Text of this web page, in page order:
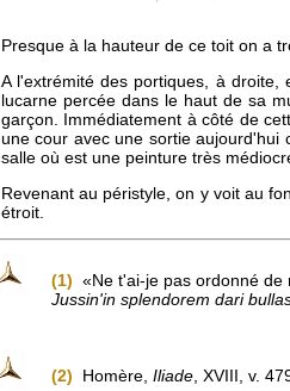
Presque à la hauteur de ce toit on a
A l'extrémité des portiques, à
lucarne percée dans le haut de sa
garçon. Immédiatement à côté de
une cour avec une sortie aujourd'hui
salle où est une peinture très
Revenant au péristyle, on y voit au
étroit.
(1) «Ne t'ai-je pas ordonné
Jussin'in splendorem dari
(2) Homère, Iliade , XVIII, v.